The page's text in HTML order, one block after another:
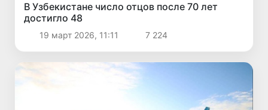
В Узбекистане число отцов после 70 лет
достигло 48
19 март 2026, 11:11 7 224